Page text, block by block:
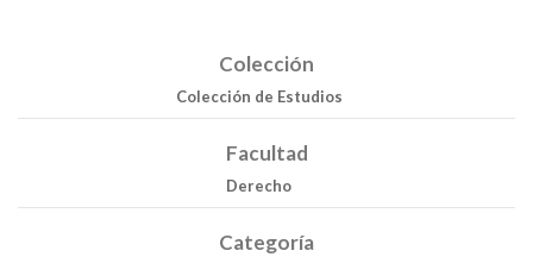
Colección
Colección de Estudios
Facultad
Derecho
Categoría